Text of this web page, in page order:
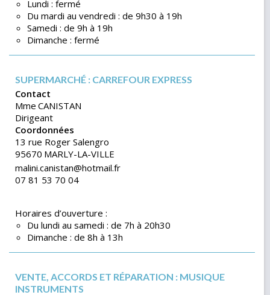
Lundi : fermé
Du mardi au vendredi : de 9h30 à 19h
Samedi : de 9h à 19h
Dimanche : fermé
SUPERMARCHÉ : CARREFOUR EXPRESS
Contact
Mme CANISTAN
Dirigeant
Coordonnées
13 rue Roger Salengro
95670 MARLY-LA-VILLE
malini.canistan@hotmail.fr
07 81 53 70 04
Horaires d’ouverture :
Du lundi au samedi : de 7h à 20h30
Dimanche : de 8h à 13h
VENTE, ACCORDS ET RÉPARATION : MUSIQUE
INSTRUMENTS